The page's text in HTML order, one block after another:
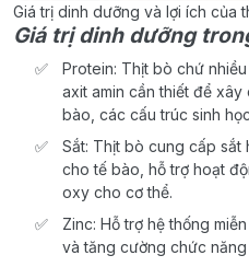
Giá trị dinh dưỡng và lợi ích của
Giá trị dinh dưỡng
Protein: Thịt bò chứ
axit amin cần thiết để
bào, các cấu trúc sinh
Sắt: Thịt bò cung cấp
cho tế bào, hỗ trợ hoạt
oxy cho cơ thể.
Zinc: Hỗ trợ hệ thống
và tăng cường chức năng